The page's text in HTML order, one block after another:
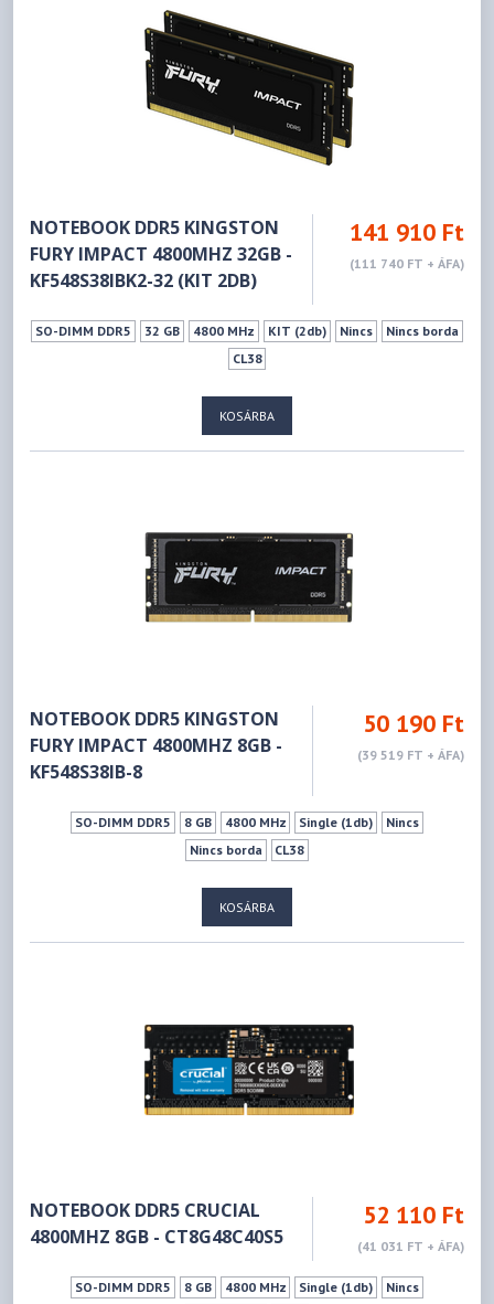
NOTEBOOK DDR5 KINGSTON
FURY IMPACT 4800MHZ 32GB -
KF548S38IBK2-32 (KIT 2DB)
141 910 Ft
(111 740 FT + ÁFA)
SO-DIMM DDR5 32 GB 4800 MHz KIT (2db) Nincs
Nincs borda
CL38
KOSÁRBA
NOTEBOOK DDR5 KINGSTON
FURY IMPACT 4800MHZ 8GB -
KF548S38IB-8
50 190 Ft
(39 519 FT + ÁFA)
SO-DIMM DDR5 8 GB 4800 MHz Single (1db)
Nincs
Nincs borda
CL38
KOSÁRBA
NOTEBOOK DDR5 CRUCIAL
4800MHZ 8GB - CT8G48C40S5
52 110 Ft
(41 031 FT + ÁFA)
SO-DIMM DDR5 8 GB 4800 MHz Single (1db)
Nincs